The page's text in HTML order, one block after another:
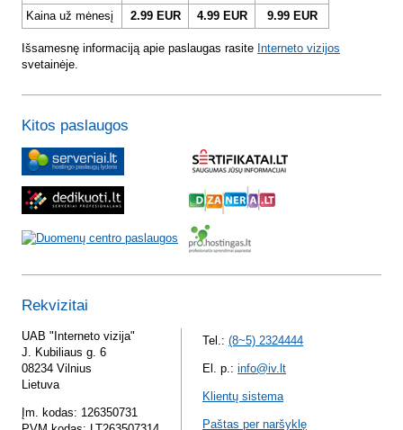
Kaina už mėnesį
2.99 EUR 4.99 EUR 9.99 EUR
Išsamesnę informaciją apie paslaugas rasite Interneto vizijos
svetainėje.
Kitos paslaugos
Rekvizitai
UAB "Interneto vizija"
J. Kubiliaus g. 6
08234 Vilnius
Lietuva
Įm. kodas: 126350731
Tel.: (8~5) 2324444
El. p.: info@iv.lt
Klientų sistema
Paštas per naršyklę